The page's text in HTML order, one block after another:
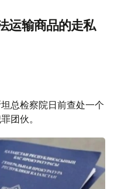
运输商品的走私
总检察院日前查处一个
团伙。